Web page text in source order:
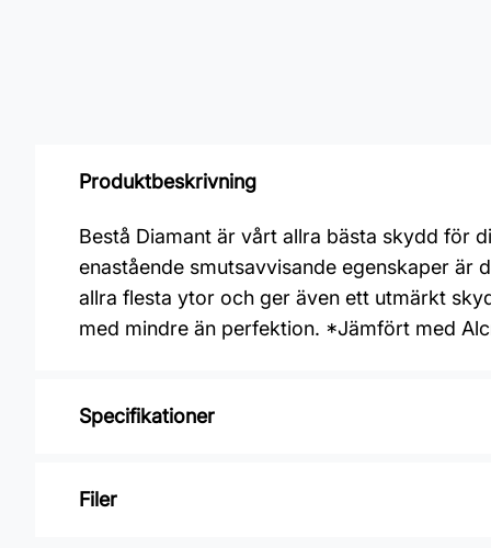
Produktbeskrivning
Bestå Diamant är vårt allra bästa skydd för
enastående smutsavvisande egenskaper är
allra flesta ytor och ger även ett utmärkt
med mindre än perfektion. *Jämfört med
Specifikationer
Varumärke: Alcro
Filer